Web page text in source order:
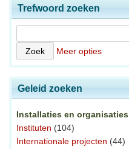
Trefwoord zoeken
Meer opties
Geleid zoeken
Installaties en organisaties
Instituten (104)
Internationale projecten (44)